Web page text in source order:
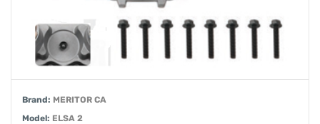
Brand: MERITOR CA
Model: ELSA 2